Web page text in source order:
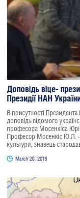
Доповідь віце-
Президії НАН
В присутності
доповідь відомого
професора Мосенкіса Юрія
Професор Мосенкіс Ю.Л. -
культури, знавець
Віце-президентом
March 20, 2019